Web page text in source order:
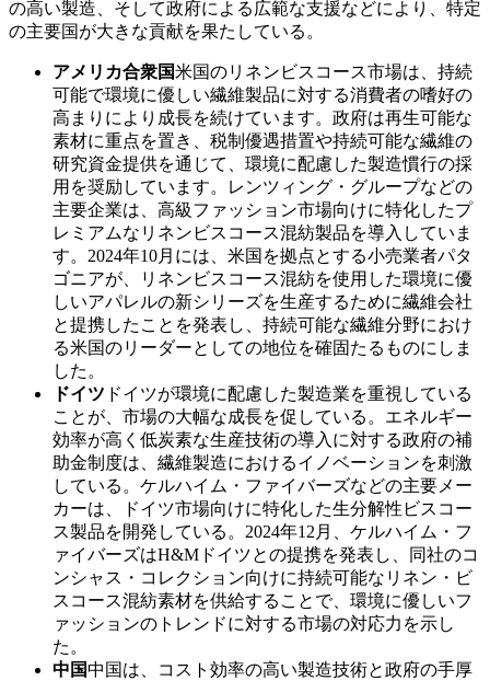
の高い製造、そして政府による広範な支援などにより、特定
の主要国が大きな貢献を果たしている。
アメリカ合衆国米国のリネンビスコース市場は、持続
可能で環境に優しい繊維製品に対する消費者の嗜好の
高まりにより成長を続けています。政府は再生可能な
素材に重点を置き、税制優遇措置や持続可能な繊維の
研究資金提供を通じて、環境に配慮した製造慣行の採
用を奨励しています。レンツィング・グループなどの
主要企業は、高級ファッション市場向けに特化したプ
レミアムなリネンビスコース混紡製品を導入していま
す。2024年10月には、米国を拠点とする小売業者パタ
ゴニアが、リネンビスコース混紡を使用した環境に優
しいアパレルの新シリーズを生産するために繊維会社
と提携したことを発表し、持続可能な繊維分野におけ
る米国のリーダーとしての地位を確固たるものにしま
した。
ドイツ ドイツが環境に配慮した製造業を重視している
ことが、市場の大幅な成長を促している。エネルギー
効率が高く低炭素な生産技術の導入に対する政府の補
助金制度は、繊維製造におけるイノベーションを刺激
している。ケルハイム・ファイバーズなどの主要メー
カーは、ドイツ市場向けに特化した生分解性ビスコー
ス製品を開発している。2024年12月、ケルハイム・フ
ァイバーズはH&Mドイツとの提携を発表し、同社のコ
ンシャス・コレクション向けに持続可能なリネン・ビ
スコース混紡素材を供給することで、環境に優しいフ
ァッションのトレンドに対する市場の対応力を示し
た。
中国中国は、コスト効率の高い製造技術と政府の手厚